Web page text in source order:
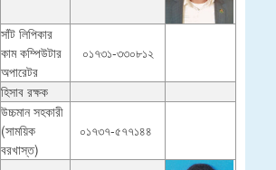
সাঁট লিপিকার
কাম কম্পিউটার
অপারেটর
০১৭৩১-৩৩০৮১২
হিসাব রক্ষক
উচ্চমান সহকারী
(সাময়িক
বরখাস্ত)
০১৭৩৭-৫৭৭১৪৪